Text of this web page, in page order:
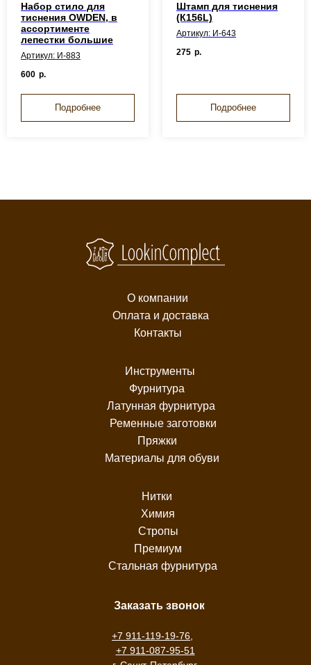
Набор стило для
тиснения OWDEN, в
ассортименте
лепестки большие
Артикул: И-883
600 р.
Подробнее
Штамп для тиснения
(К156L)
Артикул: И-643
275 р.
Подробнее
О компании
Оплата и доставка
Контакты
Инструменты
Фурнитура
Латунная фурнитура
Ременные заготовки
Материалы для обуви
Пряжки
Нитки
Химия
Стропы
Премиум
Стальная фурнитура
Заказать звонок
+7 911-119-19-76,
+7 911-087-95-51